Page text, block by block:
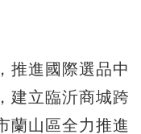
進國際選品中
建立臨沂商城跨
山區全力推進